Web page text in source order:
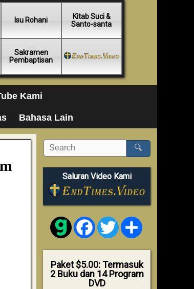
Isu Rohani
Kitab Suci &
Santo-santa
Sakramen
Pembaptisan
Kami
Bahasa Lain
🔍
Saluran Video Kami
FacebookTwitter
Paket $5.00: Termasuk
2 Buku dan 14 Program
DVD